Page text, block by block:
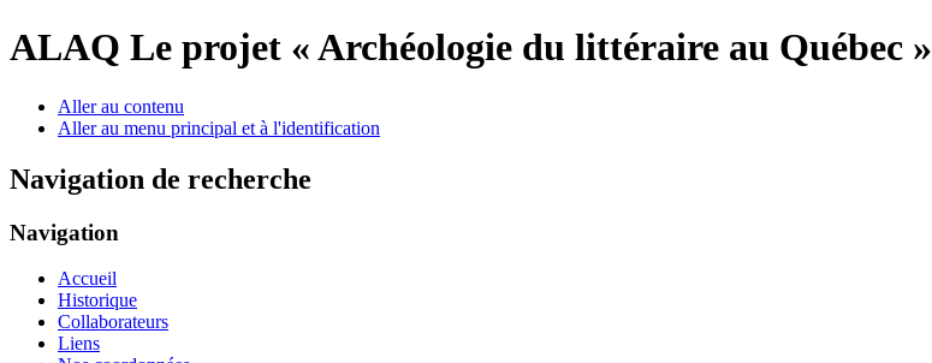
ALAQ Le projet « Archéologie du littéraire au Québec »
Aller au contenu
Aller au menu principal et à l'identification
Navigation de recherche
Navigation
Accueil
Historique
Collaborateurs
Liens